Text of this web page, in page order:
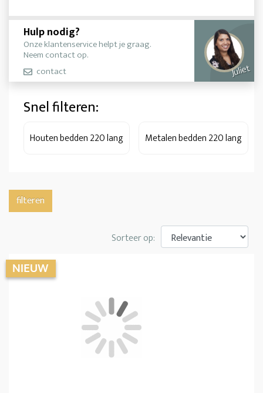
Hulp nodig?
Onze klantenservice helpt je graag.
Neem contact op.
contact
Juliet
Snel filteren:
Houten bedden 220 lang Metalen bedden 220 lang
filteren
Sorteer op: